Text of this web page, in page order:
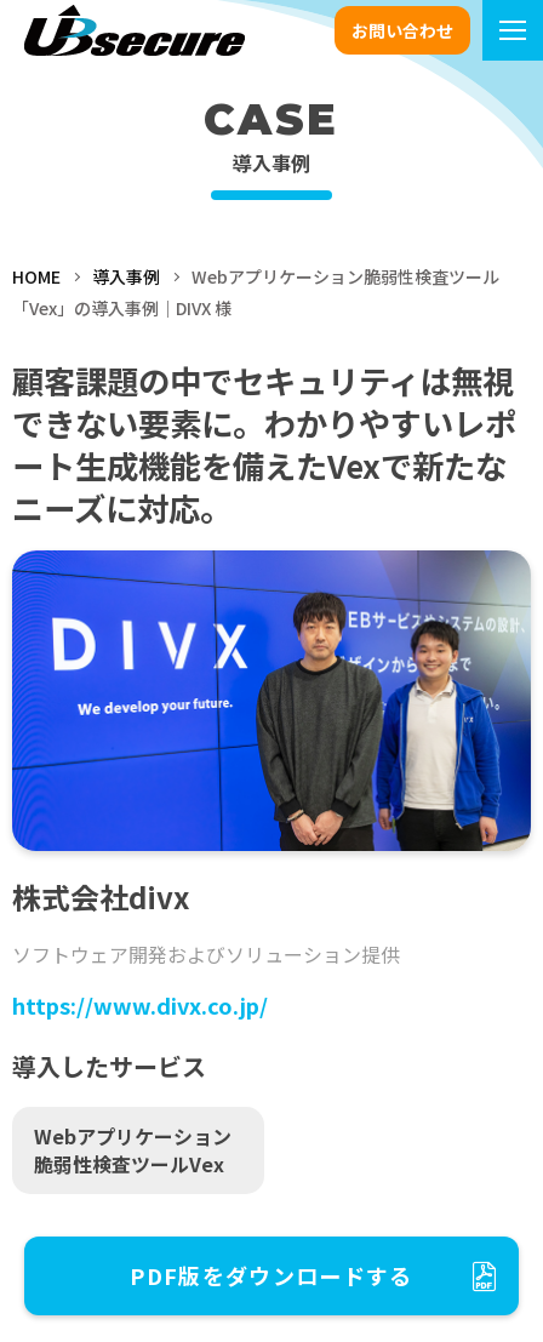
お問い合わせ
CASE
導入事例
HOME 導入事例
Webアプリケーション脆弱性検査ツール
「Vex」の導入事例｜DIVX 様
顧客課題の中でセキュリティは無視
できない要素に。わかりやすいレポ
ート生成機能を備えたVexで新たな
ニーズに対応。
株式会社divx
ソフトウェア開発およびソリューション提供
https://www.divx.co.jp/
導入したサービス
Webアプリケーション
脆弱性検査ツールVex
PDF版をダウンロードする